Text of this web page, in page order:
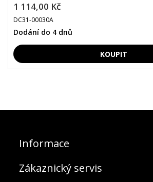
1 114,00 Kč
DC31-00030A
Dodání do 4 dnů
Informace
Zákaznický servis